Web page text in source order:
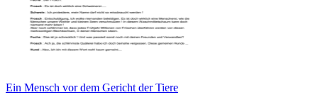
Ein Mensch vor dem Gericht der Tiere